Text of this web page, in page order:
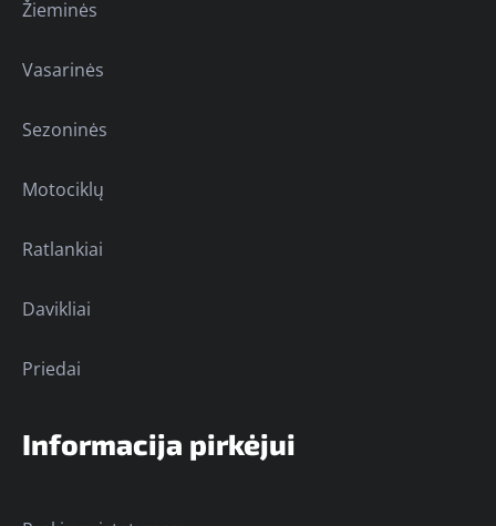
Žieminės
Vasarinės
Sezoninės
Motociklų
Ratlankiai
Davikliai
Priedai
Informacija pirkėjui